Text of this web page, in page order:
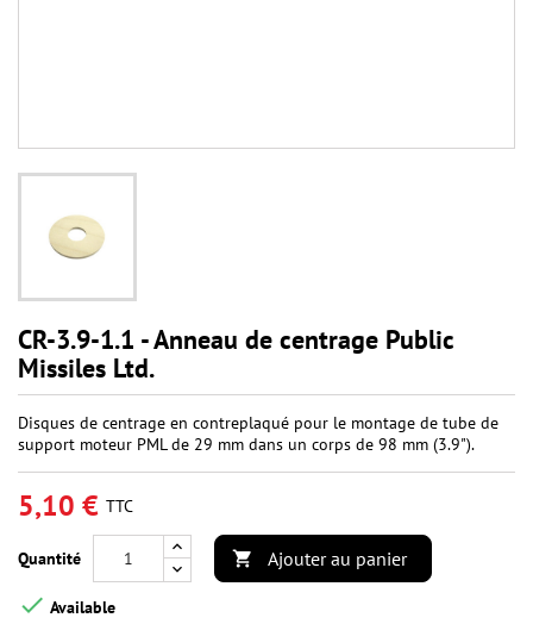
CR-3.9-1.1 - Anneau de centrage Public
Missiles Ltd.
Disques de centrage en contreplaqué pour le montage de tube de
support moteur PML de 29 mm dans un corps de 98 mm (3.9").
5,10 € TTC
Quantité  Ajouter au panier
 Available